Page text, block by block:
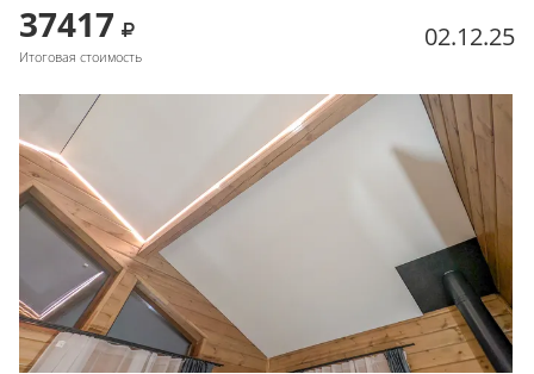
37417
Итоговая стоимость
02.12.25